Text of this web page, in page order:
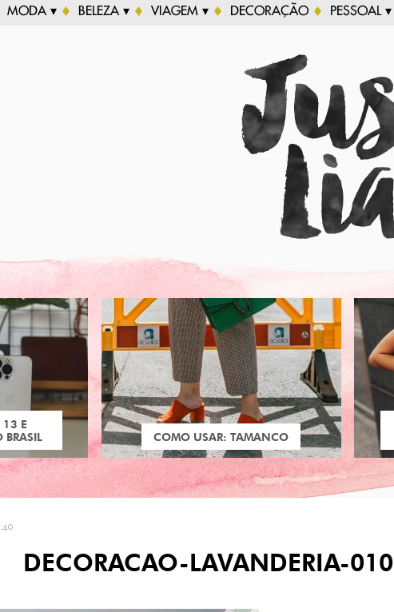
MODA ▾ BELEZA ▾ VIAGEM ▾ DECORAÇÃO PESSOAL ▾
13 E
BRASIL
COMO USAR: TAMANCO
DECORACAO-LAVANDERIA-010